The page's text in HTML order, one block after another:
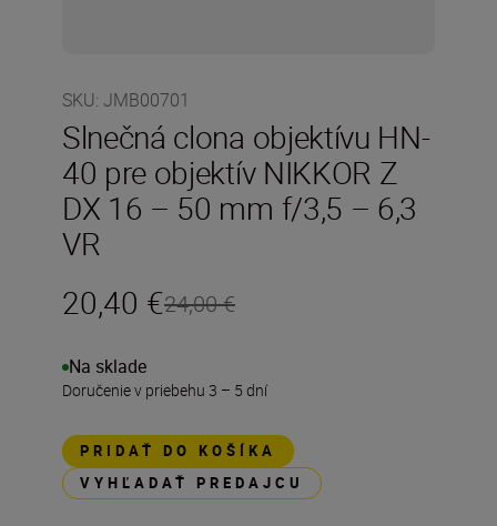
SKU: JMB00701
Slnečná clona objektívu HN-
40 pre objektív NIKKOR Z
DX 16 – 50 mm f/3,5 – 6,3
VR
20,40 €24,00 €
Na sklade
Doručenie v priebehu 3 – 5 dní
PRIDAŤ DO KOŠÍKA
VYHĽADAŤ PREDAJCU